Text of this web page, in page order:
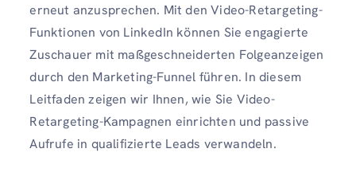
erneut anzusprechen. Mit den Video-Retargeting-
Funktionen von LinkedIn können Sie engagierte
Zuschauer mit maßgeschneiderten Folgeanzeigen
durch den Marketing-Funnel führen. In diesem
Leitfaden zeigen wir Ihnen, wie Sie Video-
Retargeting-Kampagnen einrichten und passive
Aufrufe in qualifizierte Leads verwandeln.